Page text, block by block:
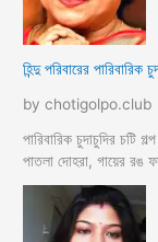
হিন্দু পরিবারের পারিবারিক
by chotigolpo.club
পারিবারিক চুদাচুদির চটি
পাতলা দোহরা, গায়ের রঙ